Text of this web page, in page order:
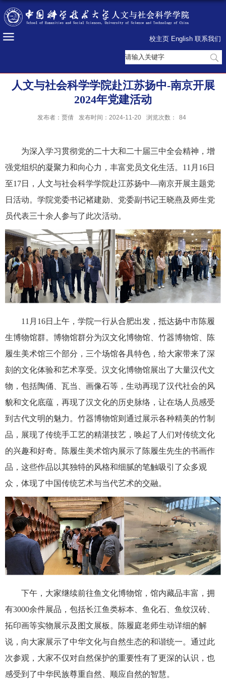
校主页 English 联系我们
人文与社会科学学院赴江苏扬中-南京开展
2024年党建活动
发布者：贾倩 发布时间：2024-11-20 浏览次数： 84
为深入学习贯彻党的二十大和二十届三中全会精神，增
强党组织的凝聚力和向心力，丰富党员文化生活。11月16日
至17日，人文与社会科学学院赴江苏扬中—南京开展主题党
日活动。学院党委书记褚建勋、党委副书记王晓燕及师生党
员代表三十余人参与了此次活动。
11月16日上午，学院一行从合肥出发，抵达扬中市陈履
生博物馆群。博物馆群分为汉文化博物馆、竹器博物馆、陈
履生美术馆三个部分，三个场馆各具特色，给大家带来了深
刻的文化体验和艺术享受。汉文化博物馆展出了大量汉代文
物，包括陶俑、瓦当、画像石等，生动再现了汉代社会的风
貌和文化底蕴，再现了汉文化的历史脉络，让在场人员感受
到古代文明的魅力。竹器博物馆则通过展示各种精美的竹制
品，展现了传统手工艺的精湛技艺，唤起了人们对传统文化
的兴趣和好奇。陈履生美术馆内展示了陈履生先生的书画作
品，这些作品以其独特的风格和细腻的笔触吸引了众多观
众，体现了中国传统艺术与当代艺术的交融。
下午，大家继续前往鱼文化博物馆，馆内藏品丰富，拥
有3000余件展品，包括长江鱼类标本、鱼化石、鱼纹汉砖、
拓印画等实物展示及图文展板。陈履庭老师生动详细的解
说，向大家展示了中华文化与自然生态的和谐统一。通过此
次参观，大家不仅对自然保护的重要性有了更深的认识，也
感受到了中华民族尊重自然、顺应自然的智慧。